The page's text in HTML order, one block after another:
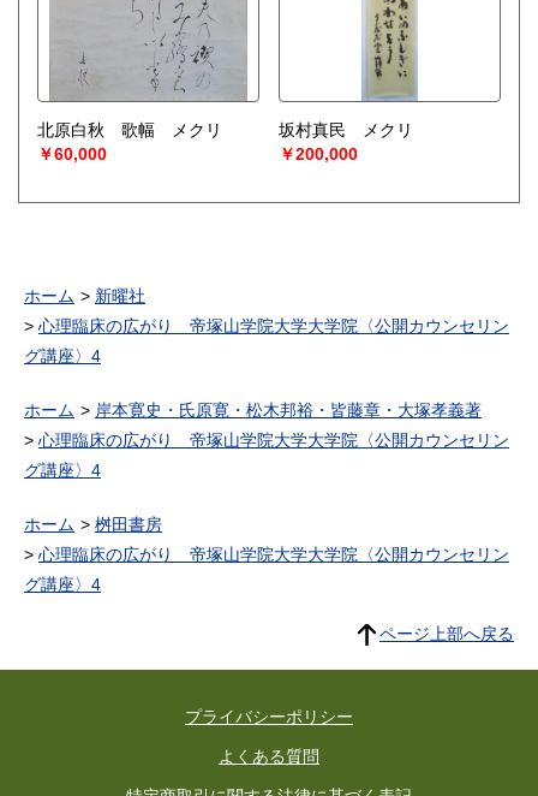
北原白秋 歌幅 メクリ
￥60,000
坂村真民 メクリ
￥200,000
ホーム
新曜社
心理臨床の広がり 帝塚山学院大学大学院〈公開カウンセリン
グ講座〉4
ホーム
岸本寛史・氏原寛・松木邦裕・皆藤章・大塚孝義著
心理臨床の広がり 帝塚山学院大学大学院〈公開カウンセリン
グ講座〉4
ホーム
桝田書房
心理臨床の広がり 帝塚山学院大学大学院〈公開カウンセリン
グ講座〉4
ページ上部へ戻る
プライバシーポリシー
よくある質問